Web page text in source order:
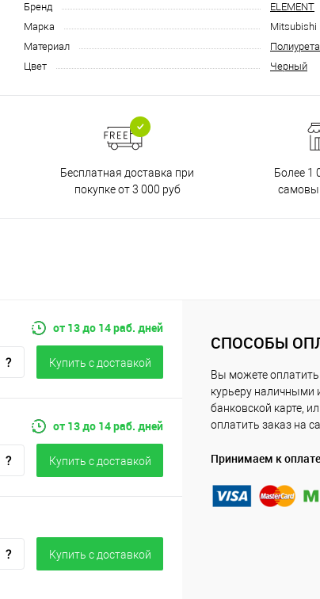
Бренд
ELEMENT
Марка
Mitsubishi
Материал
Цвет
Черный
Бесплатная доставка при
покупке от 3 000 руб
Более 1
от 13 до 14 раб. дней
Купить c доставкой
от 13 до 14 раб. дней
Купить c доставкой
Купить c доставкой
СПОСОБЫ
Вы можете оплатить
курьеру наличными
банковской карте,
оплатить заказ на
Принимаем к оплате